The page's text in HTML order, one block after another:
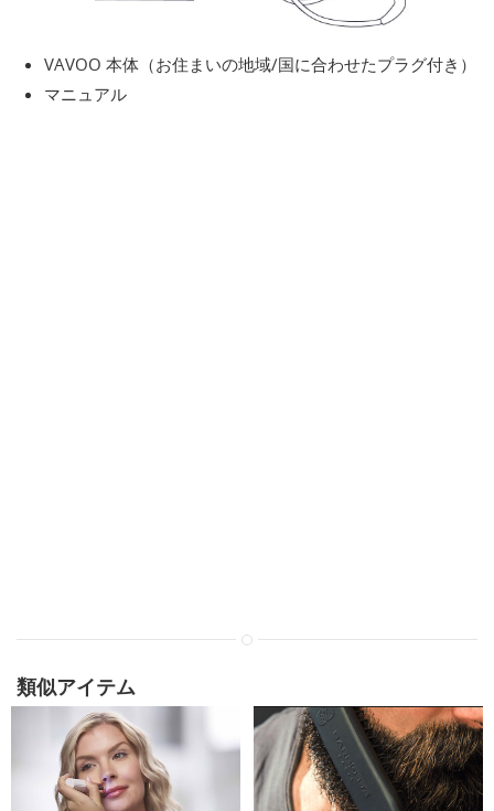
VAVOO 本体（お住まいの地域/国に合わせたプラグ付き）
マニュアル
類似アイテム